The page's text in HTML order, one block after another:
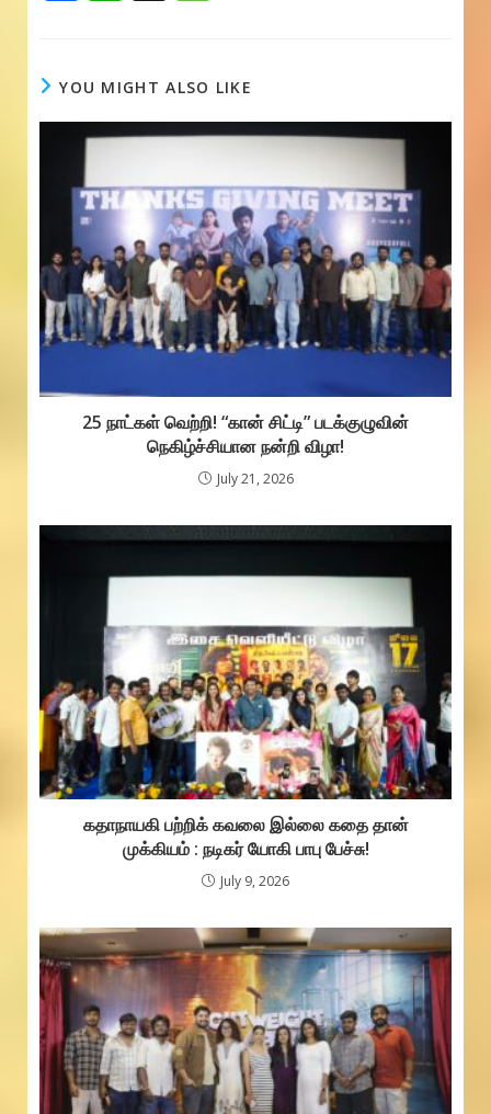
b
o
o
k
s
A
p
p
a
g
e
YOU MIGHT ALSO LIKE
25 நாட்கள் வெற்றி! “கான் சிட்டி” படக்குழுவின்
நெகிழ்ச்சியான நன்றி விழா!
July 21, 2026
கதாநாயகி பற்றிக் கவலை இல்லை கதை தான்
முக்கியம் : நடிகர் யோகி பாபு பேச்சு!
July 9, 2026